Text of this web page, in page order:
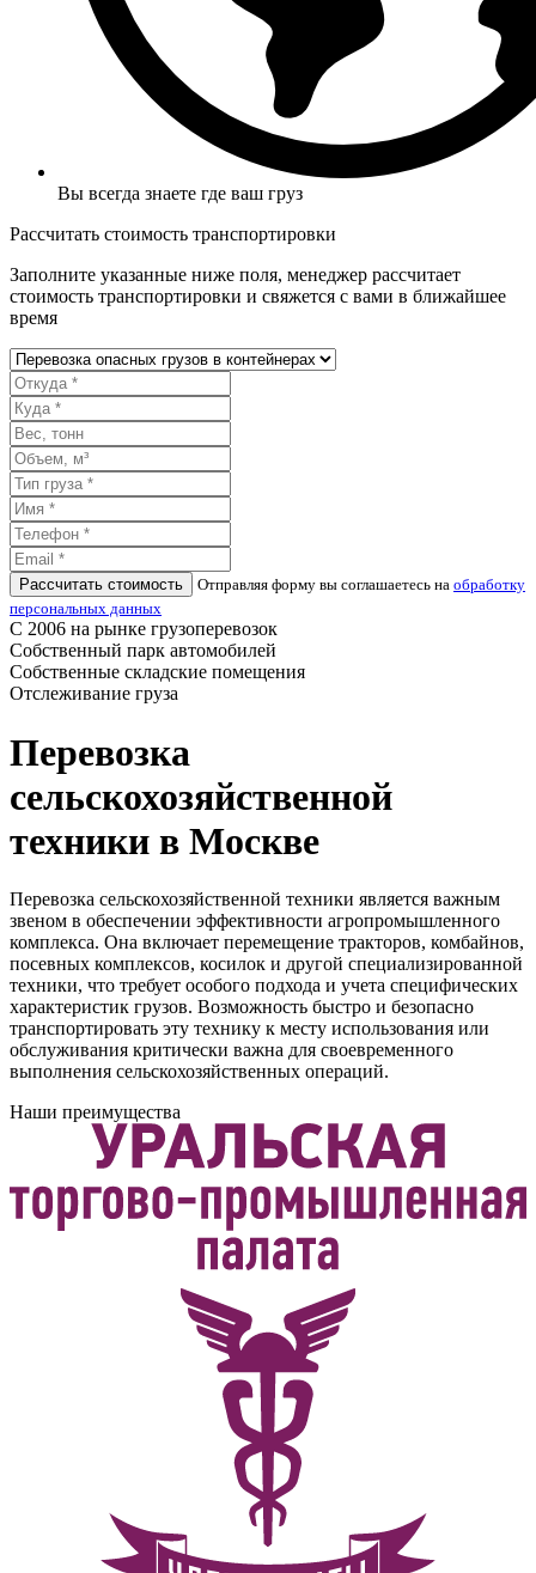
Вы всегда знаете где ваш груз
Рассчитать стоимость транспортировки
Заполните указанные ниже поля, менеджер рассчитает
стоимость транспортировки и свяжется с вами в ближайшее
время
Рассчитать стоимость Отправляя форму вы соглашаетесь на обработку
персональных данных
С 2006 на рынке грузоперевозок
Собственный парк автомобилей
Собственные складские помещения
Отслеживание груза
Перевозка
сельскохозяйственной
техники в Москве
Перевозка сельскохозяйственной техники является важным
звеном в обеспечении эффективности агропромышленного
комплекса. Она включает перемещение тракторов, комбайнов,
посевных комплексов, косилок и другой специализированной
техники, что требует особого подхода и учета специфических
характеристик грузов. Возможность быстро и безопасно
транспортировать эту технику к месту использования или
обслуживания критически важна для своевременного
выполнения сельскохозяйственных операций.
Наши преимущества